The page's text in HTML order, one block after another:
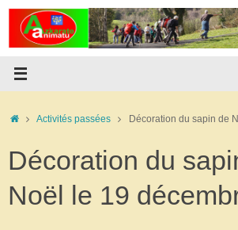
Passer
contenu
Accueil
Activités passées Décoration du sapin de
Décoration du
Noël le 19